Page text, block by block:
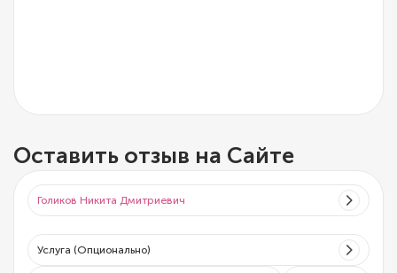
Оставить отзыв на Сайте
Голиков Никита Дмитриевич
Услуга (Опционально)